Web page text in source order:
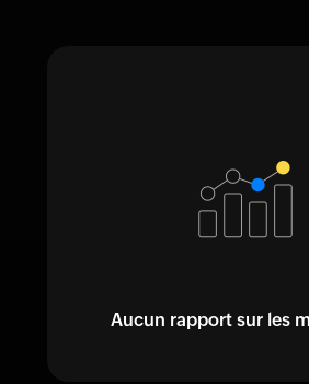
Aucun rapport sur les